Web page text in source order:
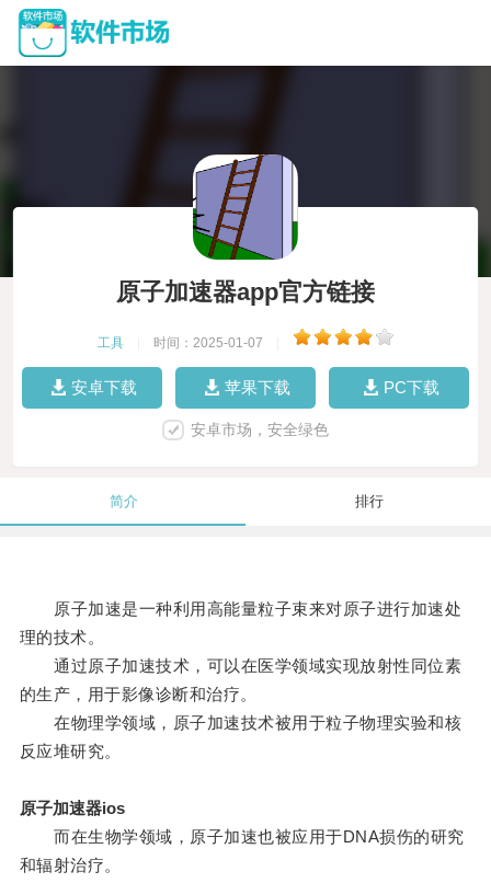
原子加速器app官方链接
工具 时间：2025-01-07
安卓下载 苹果下载 PC下载
安卓市场，安全绿色
简介 排行
原子加速是一种利用高能量粒子束来对原子进行加速处
理的技术。
通过原子加速技术，可以在医学领域实现放射性同位素
的生产，用于影像诊断和治疗。
在物理学领域，原子加速技术被用于粒子物理实验和核
反应堆研究。
原子加速器ios
而在生物学领域，原子加速也被应用于DNA损伤的研究
和辐射治疗。